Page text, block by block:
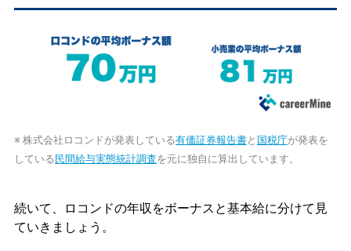
※ 株式会社ロコンドが発表している有価証券報告書と 国税庁が発表を
している 民間給与実態統計調査を元に独自に算出しています。
続いて、ロコンドの年収をボーナスと基本給に分けて見
ていきましょう。